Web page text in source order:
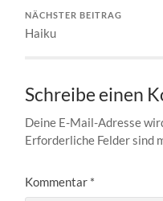
NÄCHSTER BEITRAG
Haiku
Schreibe einen
Deine E-Mail-Adresse
Erforderliche Felder sind
Kommentar *